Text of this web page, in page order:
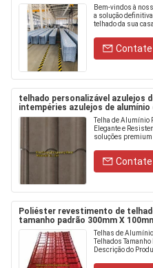
Bem-vindos à
a solução
telhado da sua
telhado personalizável azulejos
intempéries azulejos de alumínio
Telha de Alumínio
Elegante e
soluções premium
Poliéster revestimento de
tamanho padrão 300mm X
Telhas de
Telhados
Descrição do